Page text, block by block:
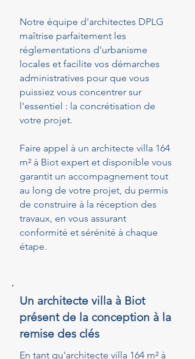
Notre équipe d'architectes DPLG
maîtrise parfaitement les
réglementations d'urbanisme
locales et facilite vos démarches
administratives pour que vous
puissiez vous concentrer sur
l'essentiel : la concrétisation de
votre projet.
Faire appel à un architecte villa 164
m² à Biot expert et disponible vous
garantit un accompagnement tout
au long de votre projet, du permis
de construire à la réception des
travaux, en vous assurant
conformité et sérénité à chaque
étape.
Un architecte villa à Biot
présent de la conception à la
remise des clés
En tant qu'architecte villa 164 m² à